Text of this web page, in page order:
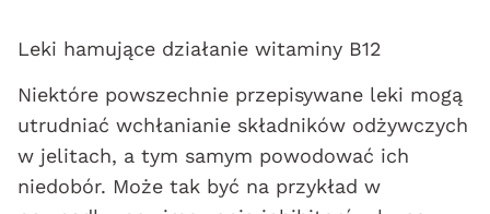
Leki hamujące działanie witaminy B12
Niektóre powszechnie przepisywane leki mogą
utrudniać wchłanianie składników odżywczych
w jelitach, a tym samym powodować ich
niedobór. Może tak być na przykład w